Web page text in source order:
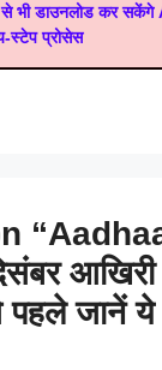
भी डाउनलोड कर
स्टेप प्रोसेस
आखिरी
जानें ये